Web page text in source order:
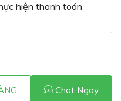
hiện thanh toán
Chat Ngay